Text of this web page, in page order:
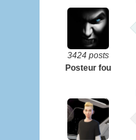
3424 posts
Posteur fou